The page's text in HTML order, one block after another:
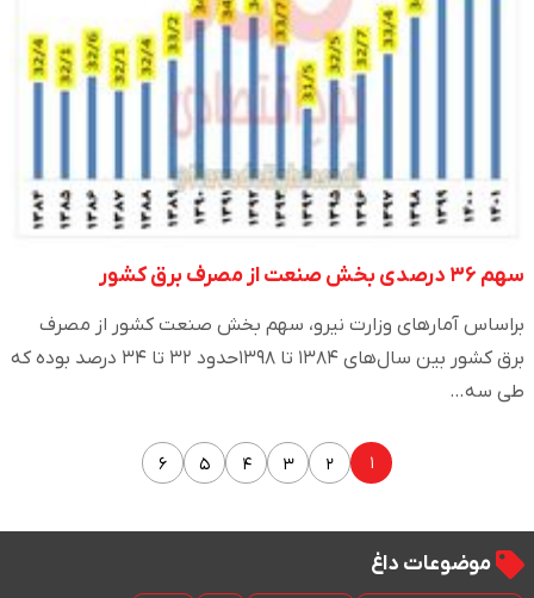
سهم ۳۶ درصدی بخش صنعت از مصرف برق کشور
براساس آمارهای وزارت نیرو، سهم بخش صنعت کشور از مصرف
برق کشور بین سال‌های ۱۳۸۴ تا ۱۳۹۸حدود ۳۲ تا ۳۴ درصد بوده که
طی سه…
۱ ۲ ۳ ۴ ۵ ۶
موضوعات داغ